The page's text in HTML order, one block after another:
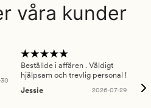
våra kunder
Beställde i affären . Väldigt
hjälpsam och trevlig personal !
Jessie
2026-07-29